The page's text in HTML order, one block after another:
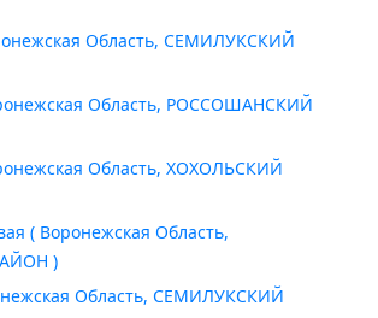
Область, СЕМИЛУКСКИЙ
Область, РОССОШАНСКИЙ
Область, ХОХОЛЬСКИЙ
( Воронежская Область,
)
Область, СЕМИЛУКСКИЙ